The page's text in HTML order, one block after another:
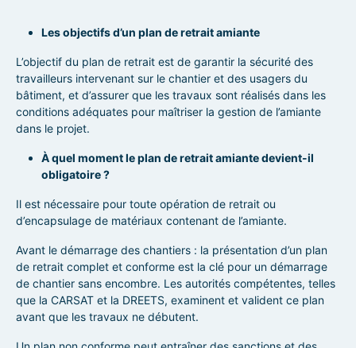
Les objectifs d’un plan de retrait amiante
L’objectif du plan de retrait est de garantir la sécurité des
travailleurs intervenant sur le chantier et des usagers du
bâtiment, et d’assurer que les travaux sont réalisés dans les
conditions adéquates pour maîtriser la gestion de l’amiante
dans le projet.
À quel moment le plan de retrait amiante devient-il
obligatoire ?
Il est nécessaire pour toute opération de retrait ou
d’encapsulage de matériaux contenant de l’amiante.
Avant le démarrage des chantiers : la présentation d’un plan
de retrait complet et conforme est la clé pour un démarrage
de chantier sans encombre. Les autorités compétentes, telles
que la CARSAT et la DREETS, examinent et valident ce plan
avant que les travaux ne débutent.